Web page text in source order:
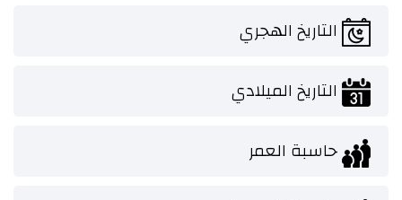
التاريخ الهجري
التاريخ الميلادي
حاسبة العمر